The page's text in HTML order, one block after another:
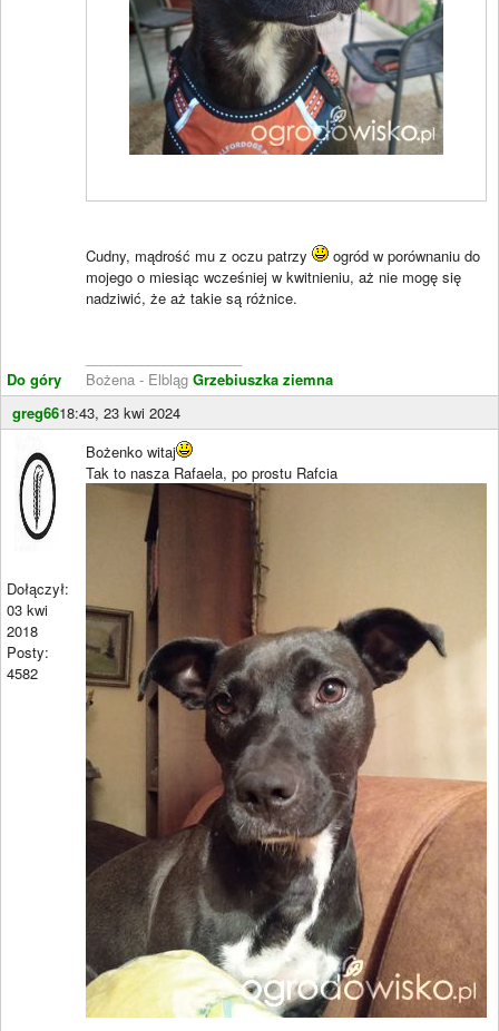
Do góry
Cudny, mądrość mu z oczu patrzy
ogród w porównaniu do
mojego o miesiąc wcześniej w kwitnieniu, aż nie mogę się
nadziwić, że aż takie są różnice.
Bożena - Elbląg Grzebiuszka ziemna
greg6618:43, 23 kwi 2024
Dołączył:
03 kwi
2018
Posty:
4582
Bożenko witaj
Tak to nasza Rafaela, po prostu Rafcia